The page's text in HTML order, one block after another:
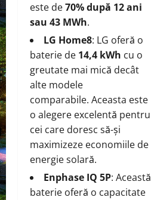
este de70% după 12 ani
sau 43 MWh.
LG Home8: LG oferă o
baterie de 14,4 kWh cu o
greutate mai mică decât
alte modele
comparabile. Aceasta este
o alegere excelentă pentru
cei care doresc să-și
maximizeze economiile de
energie solară.
Enphase IQ 5P: Această
baterie oferă o capacitate